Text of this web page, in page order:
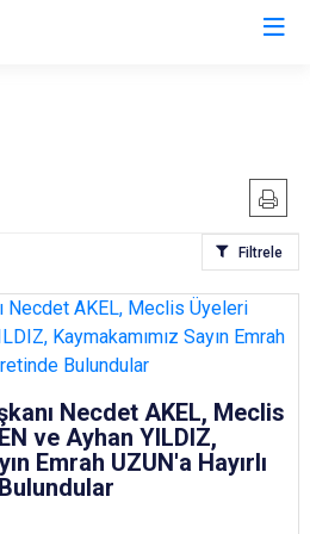
Şaphane
Simav
Tavşanlı
Filtrele
Necdet AKEL, Meclis
ve Ayhan YILDIZ,
Emrah UZUN'a Hayırlı